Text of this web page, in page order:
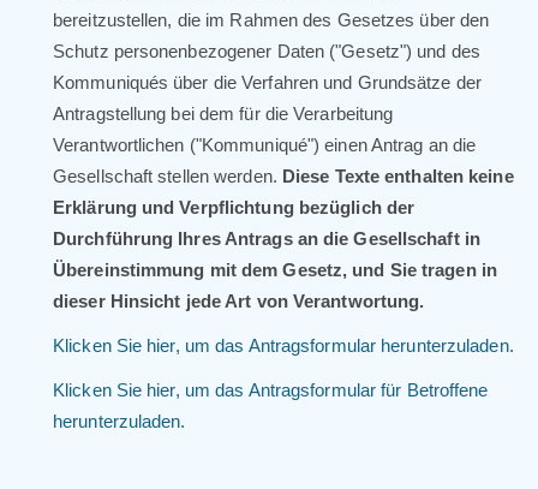
bereitzustellen, die im Rahmen des Gesetzes über den
Schutz personenbezogener Daten ("Gesetz") und des
Kommuniqués über die Verfahren und Grundsätze der
Antragstellung bei dem für die Verarbeitung
Verantwortlichen ("Kommuniqué") einen Antrag an die
Gesellschaft stellen werden. Diese Texte enthalten keine
Erklärung und Verpflichtung bezüglich der
Durchführung Ihres Antrags an die Gesellschaft in
Übereinstimmung mit dem Gesetz, und Sie tragen in
dieser Hinsicht jede Art von Verantwortung.
Klicken Sie hier, um das Antragsformular herunterzuladen.
Klicken Sie hier, um das Antragsformular für Betroffene
herunterzuladen.